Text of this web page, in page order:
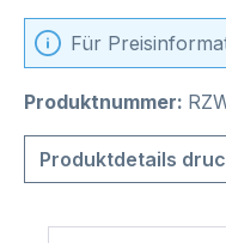
Für
Produktnummer:
Produktdetails